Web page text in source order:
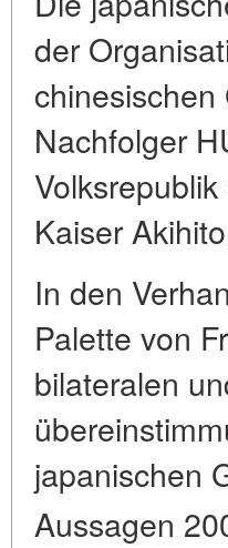
der
Nachfolger
Kaiser
In den
Palette von
bilateralen
japanischen
Aussagen